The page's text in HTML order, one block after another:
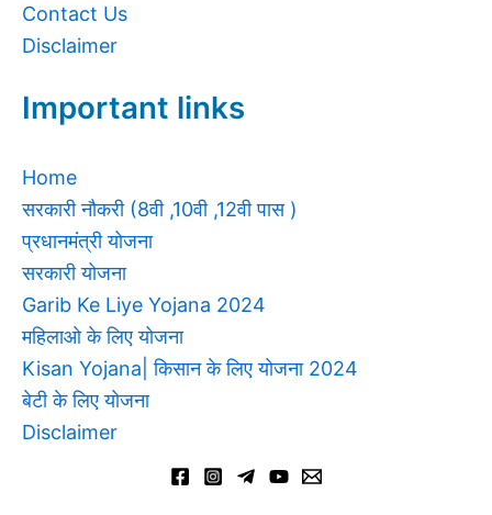
Contact Us
Disclaimer
Important links
Home
सरकारी नौकरी (8वी ,10वी ,12वी पास )
प्रधानमंत्री योजना
सरकारी योजना
Garib Ke Liye Yojana 2024
महिलाओ के लिए योजना
Kisan Yojana| किसान के लिए योजना 2024
बेटी के लिए योजना
Disclaimer